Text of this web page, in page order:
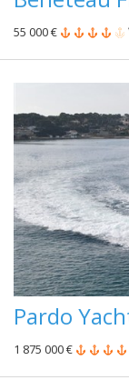
55 000 €
Pardo
1 875 000 €